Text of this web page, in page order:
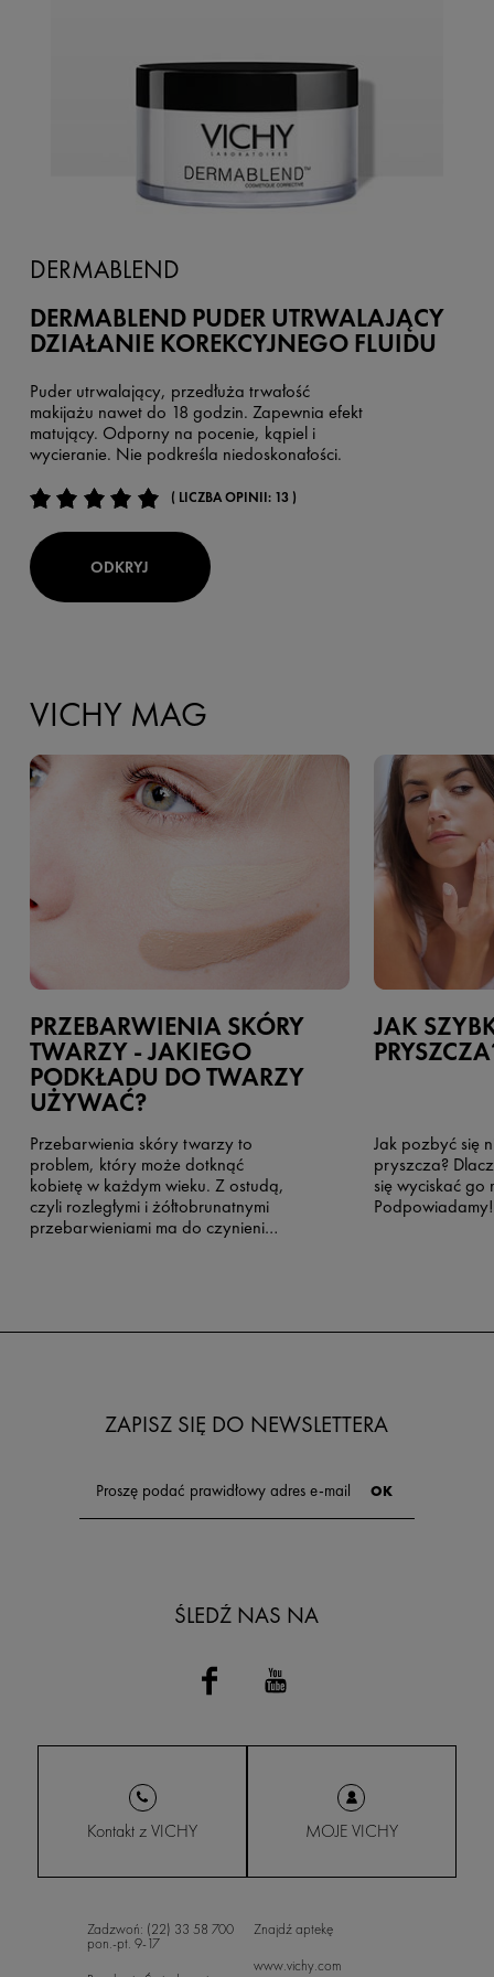
DERMABLEND
DERMABLEND PUDER UTRWALAJĄCY
DZIAŁANIE KOREKCYJNEGO FLUIDU
Puder utrwalający, przedłuża trwałość
makijażu nawet do 18 godzin. Zapewnia efekt
matujący. Odporny na pocenie, kąpiel i
wycieranie. Nie podkreśla niedoskonałości.
( LICZBA OPINII: 13 )
ODKRYJ
VICHY MAG
PRZEBARWIENIA SKÓRY
TWARZY - JAKIEGO
PODKŁADU DO TWARZY
UŻYWAĆ?
Przebarwienia skóry twarzy to
problem, który może dotknąć
kobietę w każdym wieku. Z ostudą,
czyli rozległymi i żółtobrunatnymi
przebarwieniami ma do czynienia
JAK
Jak pozbyć się
pryszcza?
się wyciskać go
Podpowiadamy!
ZAPISZ SIĘ DO NEWSLETTERA
ŚLEDŹ NAS NA
Kontakt z VICHY MOJE VICHY
Zadzwoń: (22) 33 58 700
pon.-pt. 9-17
Znajdź aptekę
www.vichy.com